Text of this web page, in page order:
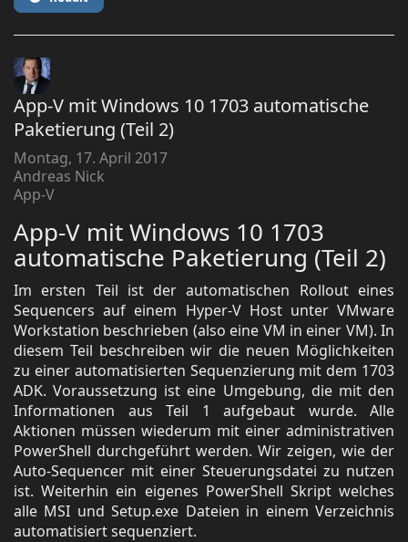
App-V mit Windows 10 1703 automatische
Paketierung (Teil 2)
Montag, 17. April 2017
Andreas Nick
App-V
App-V mit Windows 10 1703
automatische Paketierung (Teil 2)
Im ersten Teil ist der automatischen Rollout eines
Sequencers auf einem Hyper-V Host unter VMware
Workstation beschrieben (also eine VM in einer VM). In
diesem Teil beschreiben wir die neuen Möglichkeiten
zu einer automatisierten Sequenzierung mit dem 1703
ADK. Voraussetzung ist eine Umgebung, die mit den
Informationen aus Teil 1 aufgebaut wurde. Alle
Aktionen müssen wiederum mit einer administrativen
PowerShell durchgeführt werden. Wir zeigen, wie der
Auto-Sequencer mit einer Steuerungsdatei zu nutzen
ist. Weiterhin ein eigenes PowerShell Skript welches
alle MSI und Setup.exe Dateien in einem Verzeichnis
automatisiert sequenziert.